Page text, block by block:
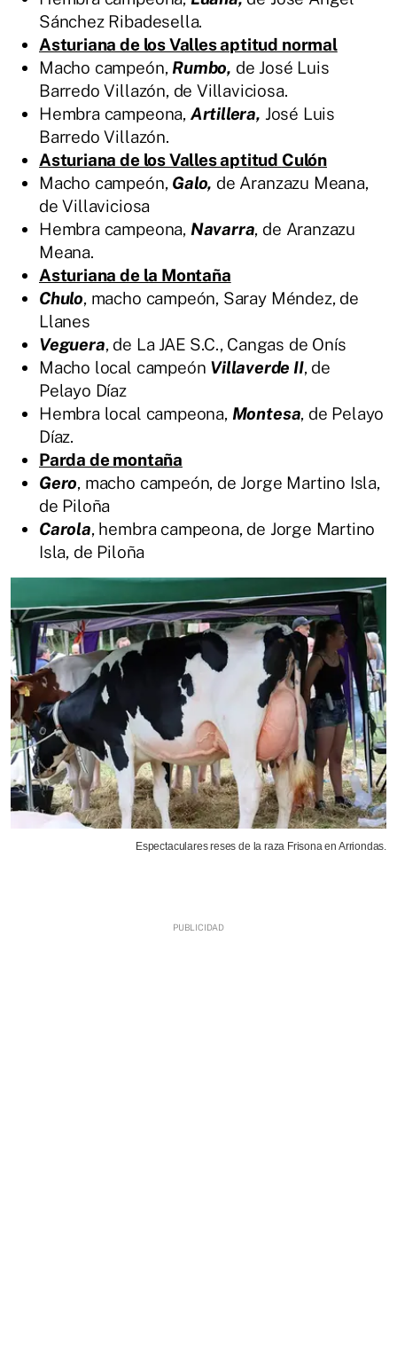
Sánchez Ribadesella.
Asturiana de los Valles aptitud normal
Macho campeón, Rumbo, de José Luis
Barredo Villazón, de Villaviciosa.
Hembra campeona, Artillera, José Luis
Barredo Villazón.
Asturiana de los Valles aptitud Culón
Macho campeón, Galo, de Aranzazu Meana,
de Villaviciosa
Hembra campeona, Navarra, de Aranzazu
Meana.
Asturiana de la Montaña
Chulo, macho campeón, Saray Méndez, de
Llanes
Veguera, de La JAE S.C., Cangas de Onís
Macho local campeón Villaverde II, de
Pelayo Díaz
Hembra local campeona, Montesa, de Pelayo
Díaz.
Parda de montaña
Gero, macho campeón, de Jorge Martino Isla,
de Piloña
Carola, hembra campeona, de Jorge Martino
Isla, de Piloña
Espectaculares reses de la raza Frisona en Arriondas.